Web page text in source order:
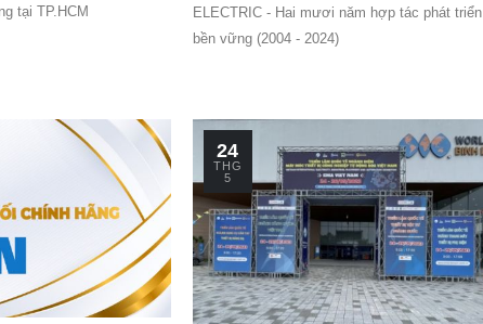
tại TP.HCM
ELECTRIC - Hai mươi năm hợp tác phát triển
bền vững (2004 - 2024)
24
THG
5